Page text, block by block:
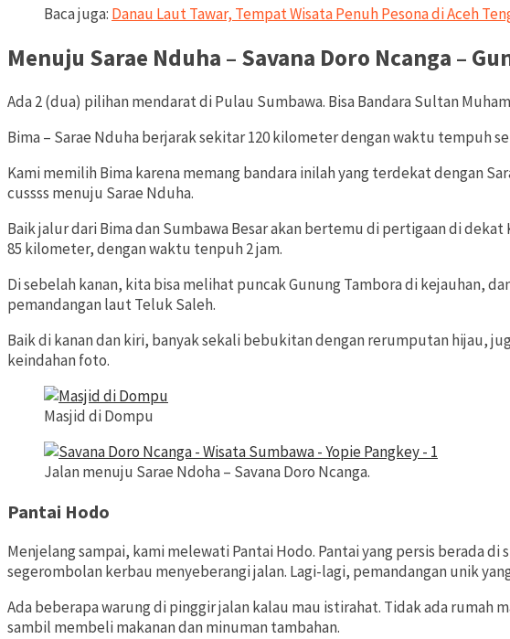
Baca juga: Danau Laut Tawar, Tempat Wisata Penuh Pesona di Aceh
Menuju Sarae Nduha – Savana Doro Ncanga –
Ada 2 (dua) pilihan mendarat di Pulau Sumbawa. Bisa Bandara Sultan
Bima – Sarae Nduha berjarak sekitar 120 kilometer dengan waktu tempuh
Kami memilih Bima karena memang bandara inilah yang terdekat dengan
cussss menuju Sarae Nduha.
Baik jalur dari Bima dan Sumbawa Besar akan bertemu di pertigaan di
85 kilometer, dengan waktu tenpuh 2 jam.
Di sebelah kanan, kita bisa melihat puncak Gunung Tambora di
pemandangan laut Teluk Saleh.
Baik di kanan dan kiri, banyak sekali bebukitan dengan rerumputan hijau,
keindahan foto.
Masjid di Dompu
Jalan menuju Sarae Ndoha – Savana Doro Ncanga.
Pantai Hodo
Menjelang sampai, kami melewati Pantai Hodo. Pantai yang persis berada
segerombolan kerbau menyeberangi jalan. Lagi-lagi, pemandangan unik
Ada beberapa warung di pinggir jalan kalau mau istirahat. Tidak ada
sambil membeli makanan dan minuman tambahan.